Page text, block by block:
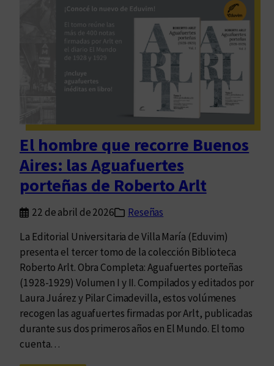
m
a
r
c
a
c
t
r
a
a
a
s
e
n
c
i
a
El hombre que recorre Buenos
Aires: las Aguafuertes
porteñas de Roberto Arlt
22 de abril de 2026
Reseñas
La Editorial Universitaria de Villa María (Eduvim)
presenta el tercer tomo de la colección Biblioteca
Roberto Arlt. Obra Completa: Aguafuertes porteñas
(1928-1929) Volumen I y II. Compilados y editados por
Laura Juárez y Pilar Cimadevilla, estos volúmenes
recogen las aguafuertes firmadas por Arlt, publicadas
durante sus dos primeros años en El Mundo. El tomo
cuenta…